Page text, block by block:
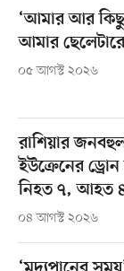
‘আমার আর
আমার
০৫ আগস্ট ২০২৬
রাশিয়ার
ইউক্রেনের
নিহত ৭, আহত
০৪ আগস্ট ২০২৬